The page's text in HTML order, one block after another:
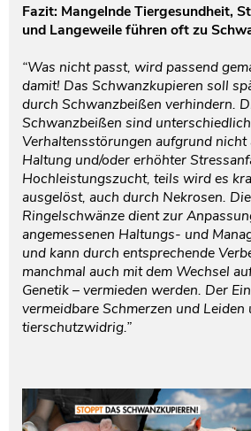
Fazit: Mangelnde Tiergesundheit,
und Langeweile führen oft zu
“Was nicht passt, wird passend
damit! Das Schwanzkupieren soll
durch Schwanzbeißen verhindern.
Schwanzbeißen sind
Verhaltensstörungen aufgrund
Haltung und/oder erhöhter
Hochleistungszucht, teils wird es
ausgelöst, auch durch Nekrosen.
Ringelschwänze dient zur
angemessenen Haltungs- und
und kann durch entsprechende
manchmal auch mit dem Wechsel
Genetik – vermieden werden. Der
vermeidbare Schmerzen und
tierschutzwidrig.”